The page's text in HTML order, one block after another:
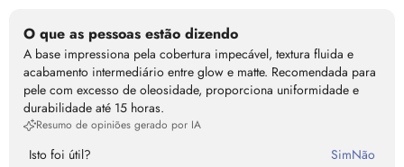
O que as pessoas estão dizendo
A base impressiona pela cobertura impecável, textura fluida e
acabamento intermediário entre glow e matte. Recomendada para
pele com excesso de oleosidade, proporciona uniformidade e
durabilidade até 15 horas.
Resumo de opiniões gerado por IA
Isto foi útil? SimNão